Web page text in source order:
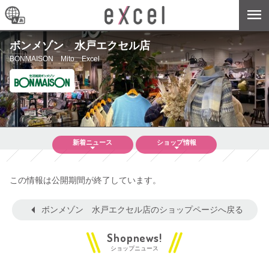
ボンメゾン 水戸エクセル店
BONMAISON Mito Excel
新着ニュース ショップ情報
この情報は公開期間が終了しています。
ボンメゾン 水戸エクセル店のショップページへ戻る
ショップニュース